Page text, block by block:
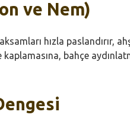
ve Nem)
hızla paslandırır,
bahçe